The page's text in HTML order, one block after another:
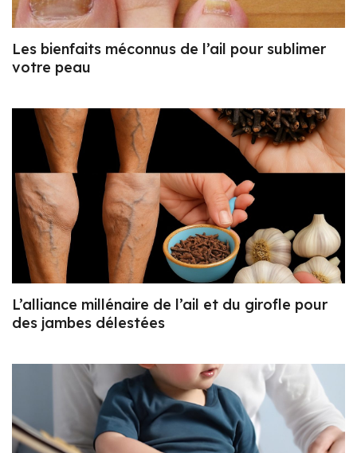
Les bienfaits méconnus de l’ail pour sublimer
votre peau
L’alliance millénaire de l’ail et du girofle pour
des jambes délestées